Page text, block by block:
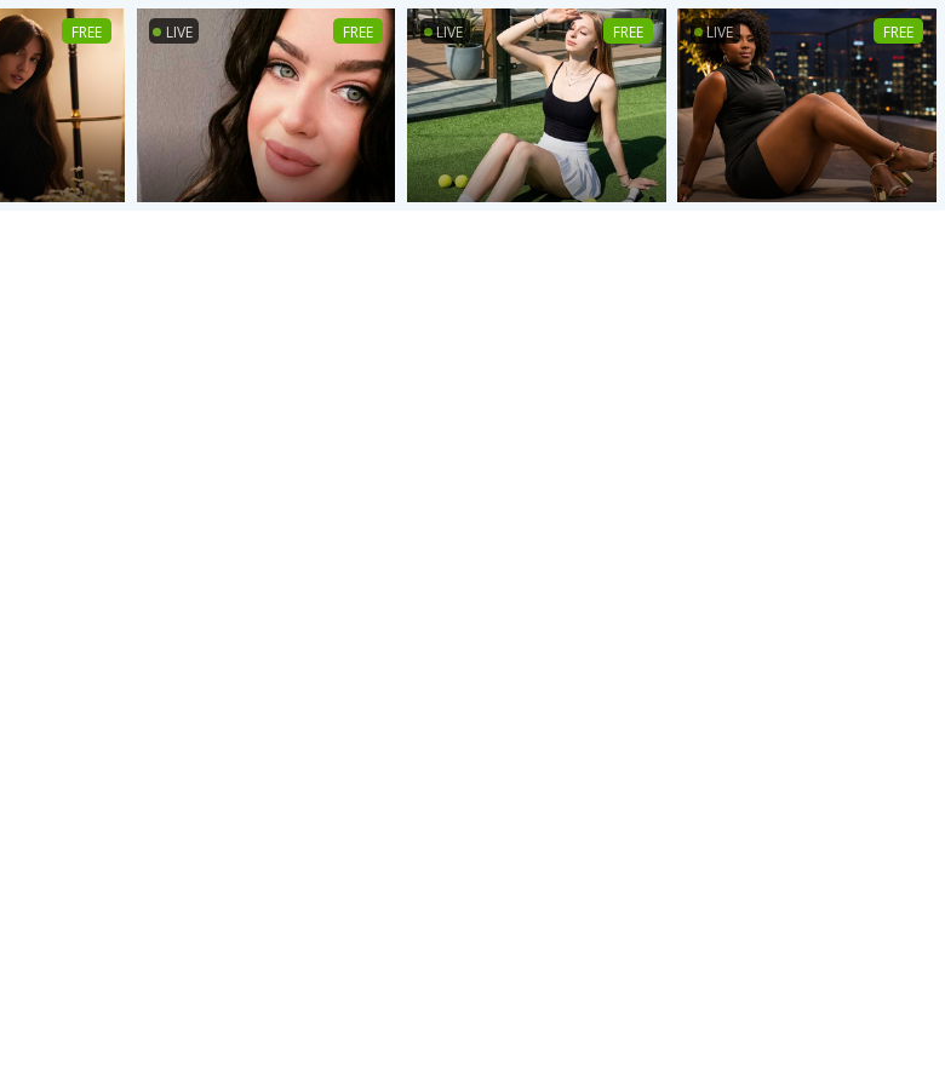
FREE LIVE FREE LIVE FREE LIVE FREE